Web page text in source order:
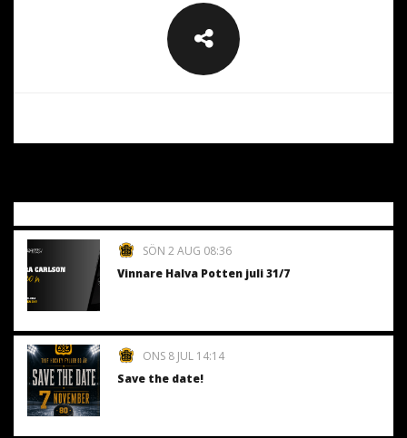
SÖN 2 AUG 08:36
Vinnare Halva Potten juli 31/7
ONS 8 JUL 14:14
Save the date!